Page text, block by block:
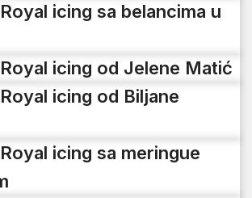
icing sa belancima u
icing od Jelene Matić
icing od Biljane
icing sa meringue